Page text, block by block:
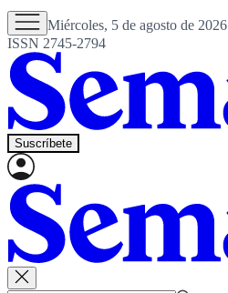
Miércoles, 5 de agosto de 2026
ISSN 2745-2794
Suscríbete